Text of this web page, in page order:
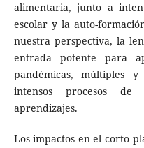
alimentaria, junto a
escolar y la auto-
nuestra perspectiva, la
entrada potente para
pandémicas, múltiples
intensos procesos
aprendizajes.
Los impactos en el corto